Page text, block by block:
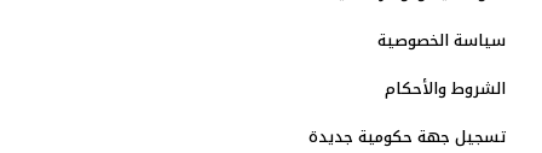
سياسة الخصوصية
الشروط والأحكام
تسجيل جهة حكومية جديدة